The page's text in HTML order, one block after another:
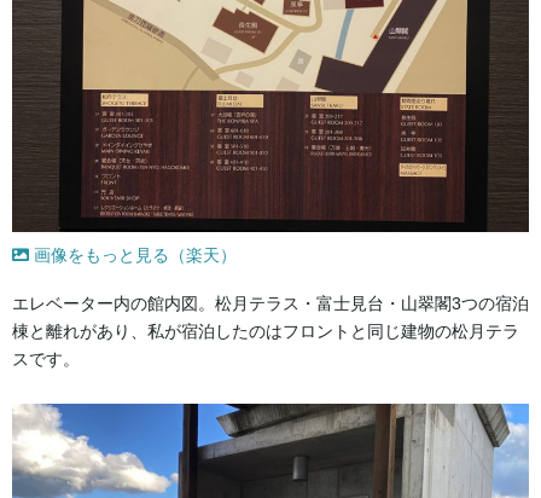
画像をもっと見る（楽天）
エレベーター内の館内図。松月テラス・富士見台・山翠閣3つの宿泊
棟と離れがあり、私が宿泊したのはフロントと同じ建物の松月テラ
スです。